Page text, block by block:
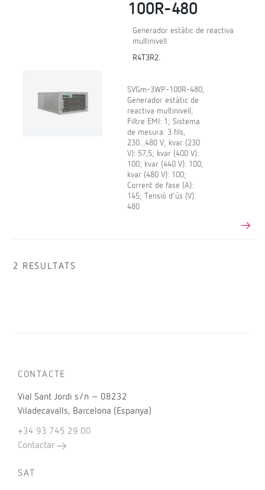
100R-480
Generador estàtic de reactiva
multinivell
R4T3R2.
SVGm-3WP-100R-480,
Generador estàtic de
reactiva multinivell;
Filtre EMI: 1; Sistema
de mesura: 3 fils,
230...480 V; kvar (230
V): 57,5; kvar (400 V):
100; kvar (440 V): 100;
kvar (480 V): 100;
Corrent de fase (A):
145; Tensió d'ús (V):
480
2 RESULTATS
CONTACTE
Vial Sant Jordi s/n – 08232
Viladecavalls, Barcelona (Espanya)
+34 93 745 29 00
Contactar
SAT